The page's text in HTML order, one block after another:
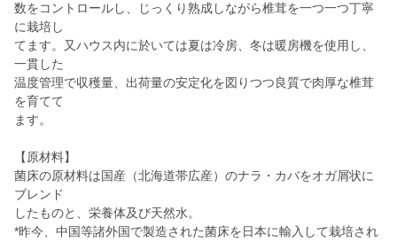
数をコントロールし、じっくり熟成しながら椎茸を一つ一つ丁寧
に栽培し
てます。又ハウス内に於いては夏は冷房、冬は暖房機を使用し、
一貫した
温度管理で収穫量、出荷量の安定化を図りつつ良質で肉厚な椎茸
を育てて
ます。
【原材料】
菌床の原材料は国産（北海道帯広産）のナラ・カバをオガ屑状に
ブレンド
したものと、栄養体及び天然水。
*昨今、中国等諸外国で製造された菌床を日本に輸入して栽培され